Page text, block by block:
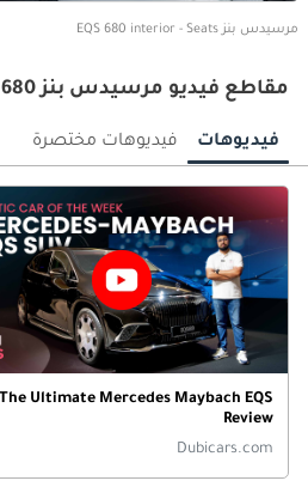
مرسيدس بنز EQS 680 interior - Seats
مقاطع فيديو مرسيدس بنز EQS 680
فيديوهات فيديوهات مختصرة
The Ultimate Mercedes Maybach EQS
Review
Dubicars.com